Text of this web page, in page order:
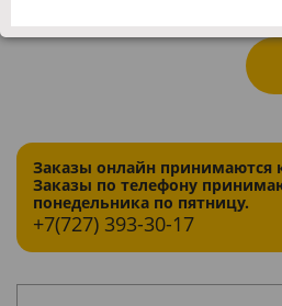
Заказы онлайн принимаются
Заказы по телефону
понедельника по пятницу.
+7(727)393-30-17